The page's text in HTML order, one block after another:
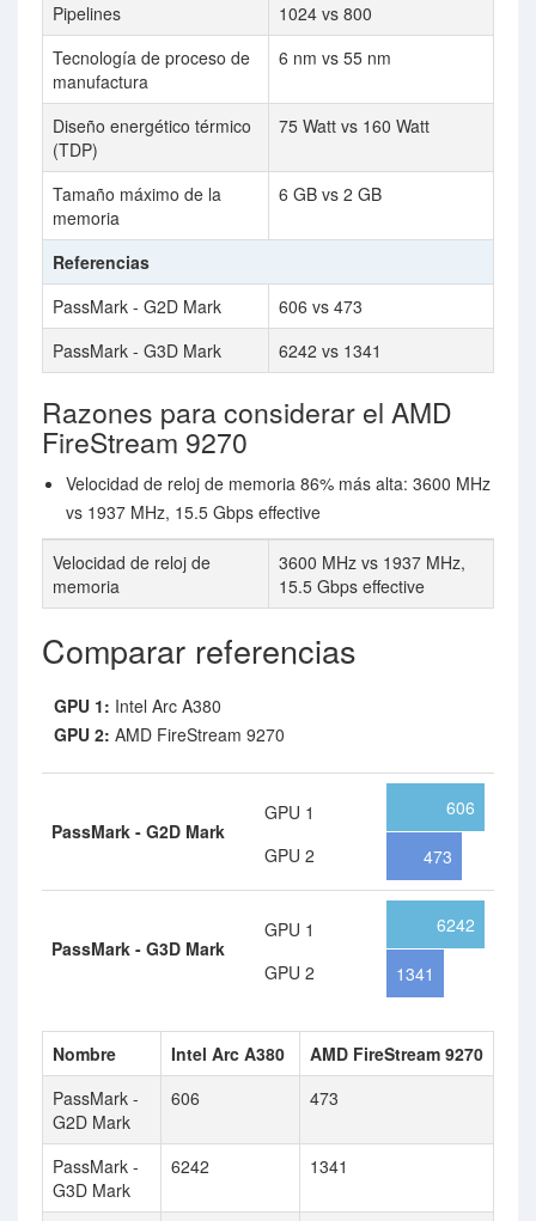
Pipelines
1024 vs 800
Tecnología de proceso de
manufactura
6 nm vs 55 nm
Diseño energético térmico
(TDP)
75 Watt vs 160 Watt
Tamaño máximo de la
memoria
6 GB vs 2 GB
Referencias
PassMark - G2D Mark
606 vs 473
PassMark - G3D Mark
6242 vs 1341
Razones para considerar el AMD
FireStream 9270
Velocidad de reloj de memoria 86% más alta: 3600 MHz
vs 1937 MHz, 15.5 Gbps effective
Velocidad de reloj de
memoria
3600 MHz vs 1937 MHz,
15.5 Gbps effective
Comparar referencias
GPU 1: Intel Arc A380
GPU 2: AMD FireStream 9270
PassMark - G2D Mark
GPU 1
GPU 2
606
473
PassMark - G3D Mark
GPU 1
GPU 2
6242
1341
Nombre Intel Arc A380
AMD FireStream 9270
PassMark -
G2D Mark
606 473
PassMark -
G3D Mark
6242 1341